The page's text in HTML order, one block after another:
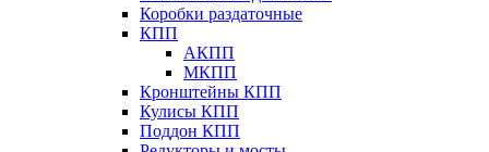
Коробки раздаточные
КПП
АКПП
МКПП
Кронштейны КПП
Кулисы КПП
Поддон КПП